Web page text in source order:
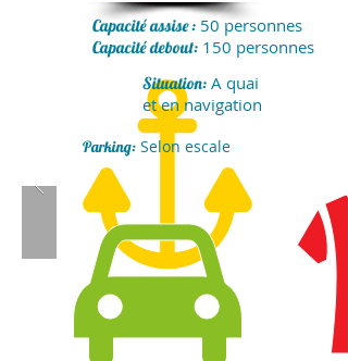
Capacité assise : 50 personnes
Capacité debout: 150 personnes
Situation: A quai
eten navigation
Parking: Selon escale